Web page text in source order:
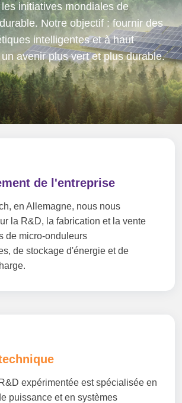
initiatives mondiales de
Notre objectif : fournir des
intelligentes et à haut
avenir plus vert et plus durable.
de l'entreprise
en Allemagne, nous nous
la R&D, la fabrication et la vente
de micro-onduleurs
de stockage d'énergie et de
expérimentée est spécialisée en
puissance et en systèmes